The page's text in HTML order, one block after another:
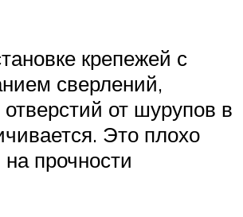
крепежей с
сверлений,
отверстий от шурупов в
Это плохо
прочности